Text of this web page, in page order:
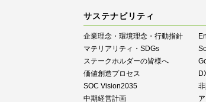
サステナビリティ
企業理念・環境理念・行動指針
マテリアリティ・SDGs
ステークホルダーの皆様へ
価値創造プロセス
SOC Vision2035
中期経営計画